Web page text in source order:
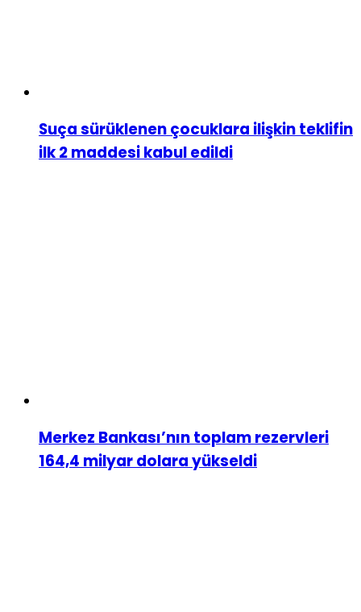
Suça sürüklenen çocuklara ilişkin teklifin
ilk 2 maddesi kabul edildi
Merkez Bankası’nın toplam rezervleri
164,4 milyar dolara yükseldi